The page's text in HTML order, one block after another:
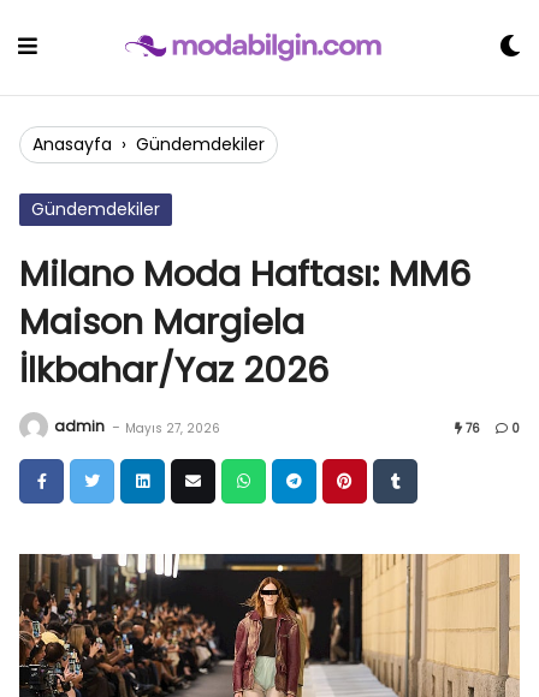
Anasayfa › Gündemdekiler
Gündemdekiler
Milano Moda Haftası: MM6
Maison Margiela
İlkbahar/Yaz 2026
admin - Mayıs 27, 2026 76 0